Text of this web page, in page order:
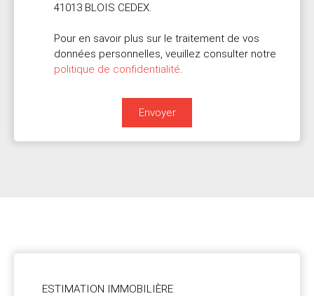
41013 BLOIS CEDEX.
Pour en savoir plus sur le traitement de vos
données personnelles, veuillez consulter notre
politique de confidentialité.
Envoyer
ESTIMATION IMMOBILIÈRE